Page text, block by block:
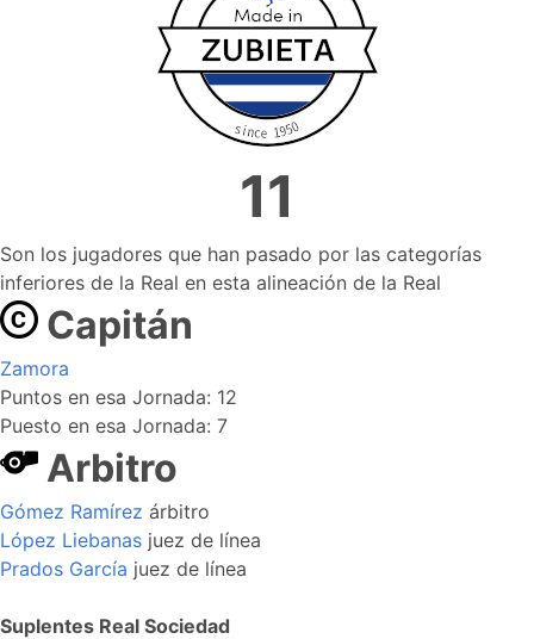
11
Son los jugadores que han pasado por las categorías
inferiores de la Real en esta alineación de la Real
Capitán
Zamora
Puntos en esa Jornada: 12
Puesto en esa Jornada: 7
Arbitro
Gómez Ramírez árbitro
López Liebanas juez de línea
Prados García juez de línea
Suplentes Real Sociedad